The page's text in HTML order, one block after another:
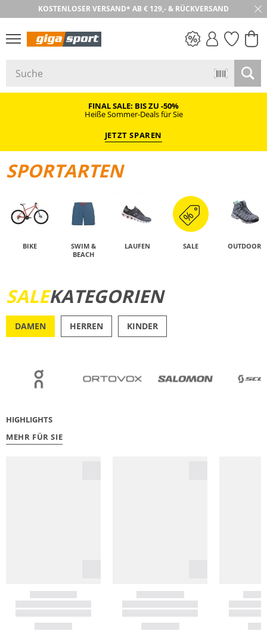
KOSTENLOSER VERSAND* AB € 129,- & RÜCKVERSAND
FINAL SALE: BIS ZU -50%
Heiße Sommer-Deals für Sie
JETZT SPAREN
SPORTARTEN
BIKE
SWIM &
BEACH
LAUFEN SALE OUTDOOR
JETZT ENTDECKEN
SALEKATEGORIEN
DAMEN HERREN KINDER
HIGHLIGHTS
MEHR FÜR SIE